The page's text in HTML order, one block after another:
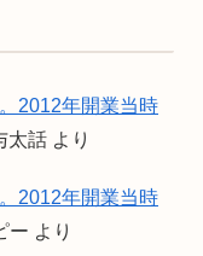
2012年開業当時
太話 より
2012年開業当時
ー より